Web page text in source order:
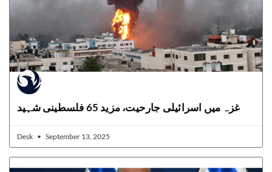
غزہ میں اسرائیلی جارحیت، مزید 65 فلسطینی شہید
Desk September 13, 2025